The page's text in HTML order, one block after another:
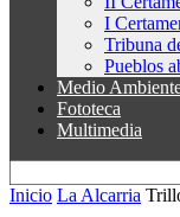
I
Tribuna
Pueblos
Medio
Fototeca
Multimedia
Inicio La Alcarria